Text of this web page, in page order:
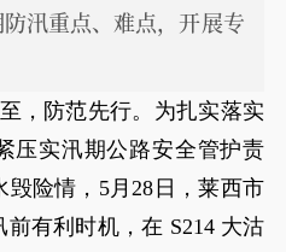
汛重点、难点，开展专
，防范先行。为扎实落实
压实汛期公路安全管护责
险情，5月28日，莱西市
有利时机，在 S214 大沽